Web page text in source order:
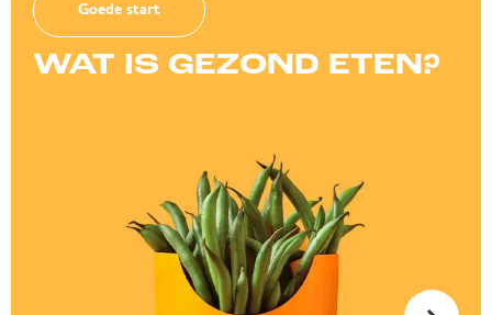
Goede start
WAT IS GEZOND ETEN?